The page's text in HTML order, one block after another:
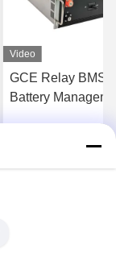
Video
GCE Relay BMS
Battery
250A Voor UPS